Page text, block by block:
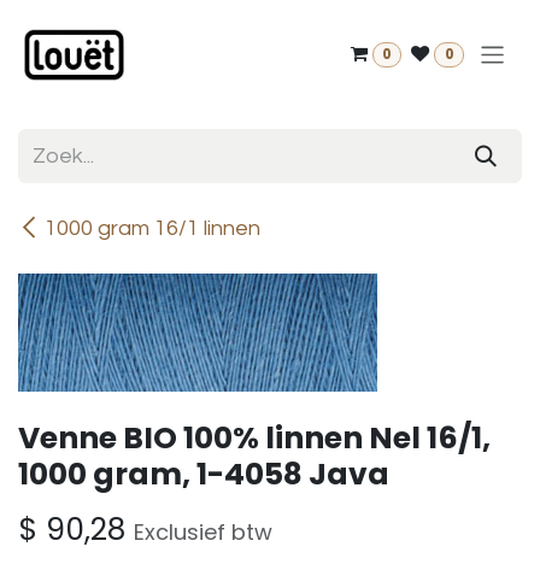
0 0
1000 gram 16/1 linnen
Venne BIO 100% linnen Nel 16/1,
1000 gram, 1-4058 Java
$ 90,28 Exclusief btw